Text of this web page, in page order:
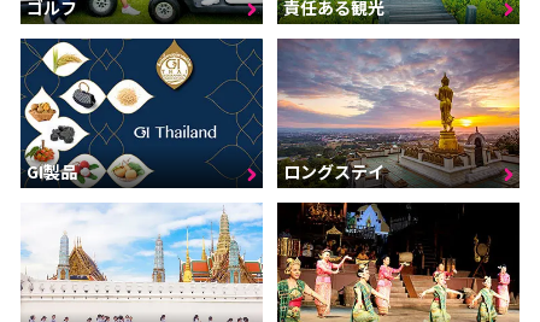
ゴルフ 責任ある観光
GI製品 ロングステイ